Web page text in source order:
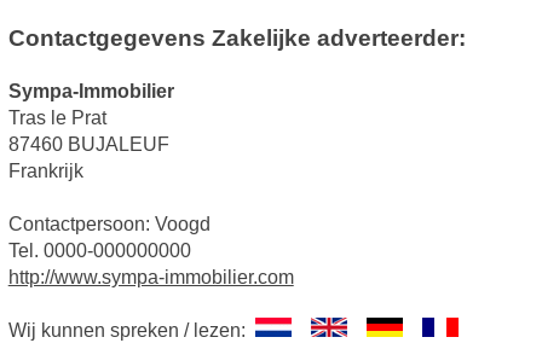
Contactgegevens Zakelijke adverteerder:
Sympa-Immobilier
Tras le Prat
87460 BUJALEUF
Frankrijk
Contactpersoon: Voogd
Tel. 0000-000000000
http://www.sympa-immobilier.com
Wij kunnen spreken / lezen: